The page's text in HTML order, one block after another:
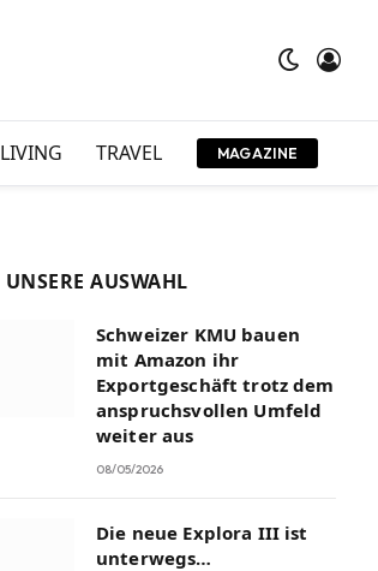
LIVING TRAVEL MAGAZINE
UNSERE AUSWAHL
Schweizer KMU bauen
mit Amazon ihr
Exportgeschäft trotz dem
anspruchsvollen Umfeld
weiter aus
08/05/2026
Die neue Explora III ist
unterwegs…